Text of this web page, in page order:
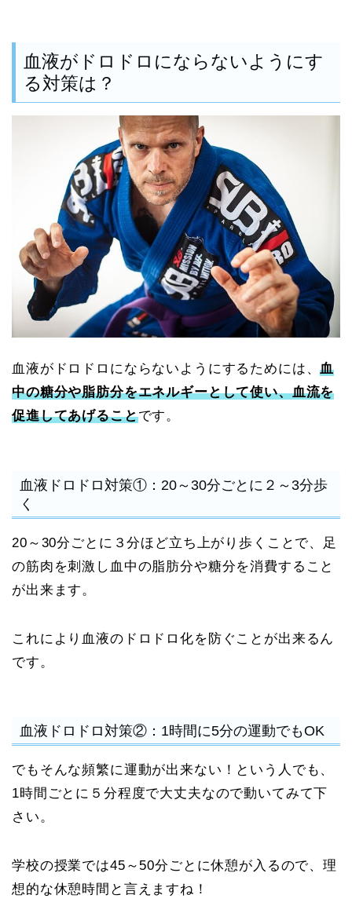
血液がドロドロにならないようにす
る対策は？
血液がドロドロにならないようにするためには、血
中の糖分や脂肪分をエネルギーとして使い、血流を
促進してあげることです。
血液ドロドロ対策①：20～30分ごとに２～3分歩
く
20～30分ごとに３分ほど立ち上がり歩くことで、足
の筋肉を刺激し血中の脂肪分や糖分を消費すること
が出来ます。
これにより血液のドロドロ化を防ぐことが出来るん
です。
血液ドロドロ対策②：1時間に5分の運動でもOK
でもそんな頻繁に運動が出来ない！という人でも、
1時間ごとに５分程度で大丈夫なので動いてみて下
さい。
学校の授業では45～50分ごとに休憩が入るので、理
想的な休憩時間と言えますね！